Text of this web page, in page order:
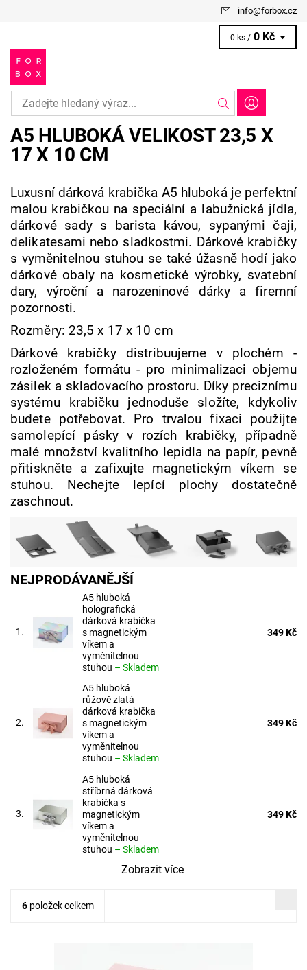
info@forbox.cz
0 ks / 0 Kč
A5 HLUBOKÁ VELIKOST 23,5 X
17 X 10 CM
Luxusní dárková krabička A5 hluboká je perfektní
malou krabičkou na speciální a labužnická jídla,
dárkové sady s barista kávou, sypanými čaji,
delikatesami nebo sladkostmi. Dárkové krabičky
s vyměnitelnou stuhou se také úžasně hodí jako
dárkové obaly na kosmetické výrobky, svatební
dary, výroční a narozeninové dárky a firemní
pozornosti.
Rozměry: 23,5 x 17 x 10 cm
Dárkové krabičky distribuujeme v plochém -
rozloženém formátu - pro minimalizaci objemu
zásilek a skladovacího prostoru. Díky preciznímu
systému krabičku jednoduše složíte, kdykoliv
budete potřebovat. Pro trvalou fixaci použijte
samolepící pásky v rozích krabičky, případně
malé množství kvalitního lepidla na papír, pevně
přitiskněte a zafixujte magnetickým víkem se
stuhou. Nechejte lepící plochy dostatečně
zaschnout.
NEJPRODÁVANĚJŠÍ
1.
A5 hluboká
holografická
dárková krabička
s magnetickým
víkem a
vyměnitelnou
stuhou – Skladem
349 Kč
2.
A5 hluboká
růžově zlatá
dárková krabička
s magnetickým
víkem a
vyměnitelnou
stuhou – Skladem
349 Kč
3.
A5 hluboká
stříbrná dárková
krabička s
magnetickým
víkem a
vyměnitelnou
stuhou – Skladem
349 Kč
Zobrazit více
6 položek celkem